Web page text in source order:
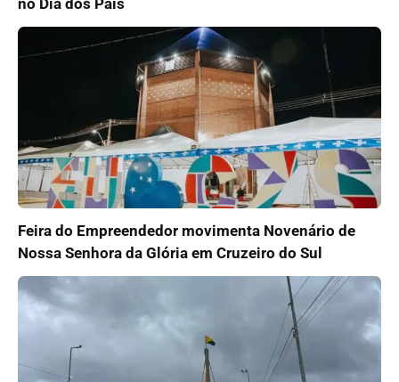
no Dia dos Pais
Feira do Empreendedor movimenta Novenário de
Nossa Senhora da Glória em Cruzeiro do Sul